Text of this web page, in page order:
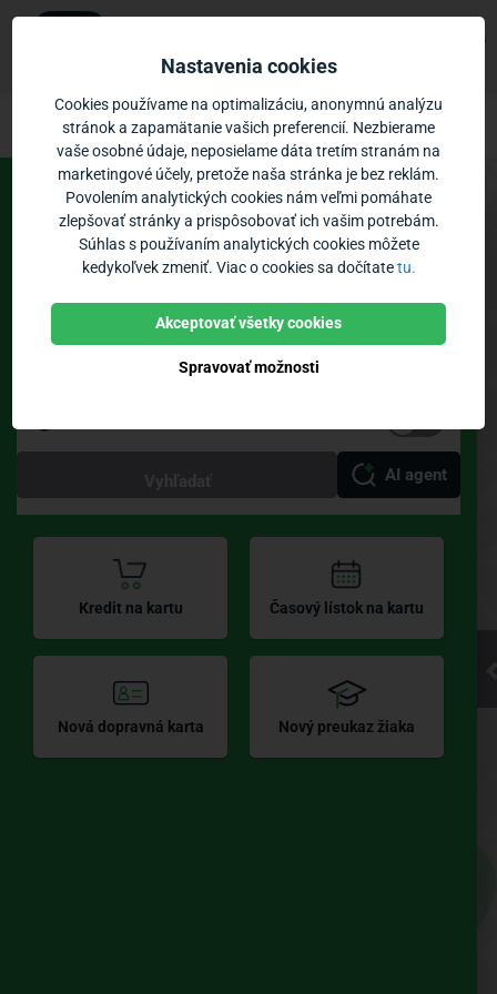
Prejsť na obsahUbian – cestovné poriadky MHD Žiar
Kliknite pre
načítanie
UBIAN
Spoje Odchody
MHD Žiar nad Hronom
AI agent
Kredit na kartu Časový lístok na kartu
Nová dopravná karta Nový preukaz žiaka
0Priblíženie:
Zadarmo - v Google Play
Zobraziť
Nastavenia cookies
Cookies používame na optimalizáciu, anonymnú analýzu
stránok a zapamätanie vašich preferencií. Nezbierame
vaše osobné údaje, neposielame dáta tretím stranám na
marketingové účely, pretože naša stránka je bez reklám.
Povolením analytických cookies nám veľmi pomáhate
zlepšovať stránky a prispôsobovať ich vašim potrebám.
Súhlas s používaním analytických cookies môžete
kedykoľvek zmeniť. Viac o cookies sa dočítatetu.
Spravovať možnosti
Akceptovať všetky cookies